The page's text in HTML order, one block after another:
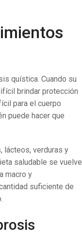
quística. Cuando su
brindar protección
para el cuerpo
puede hacer que
lácteos, verduras y
saludable se vuelve
macro y
suficiente de